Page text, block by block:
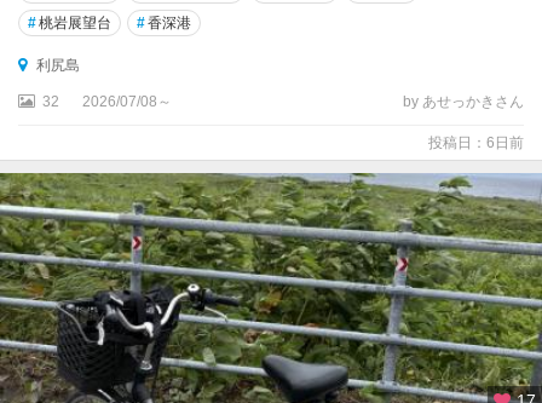
礼
文
尻
島
富
良
野
・
美
瑛
・
#桃岩展望台 #香深港
利尻島
32 2026/07/08～ by あせっかきさん
投稿日：6日前